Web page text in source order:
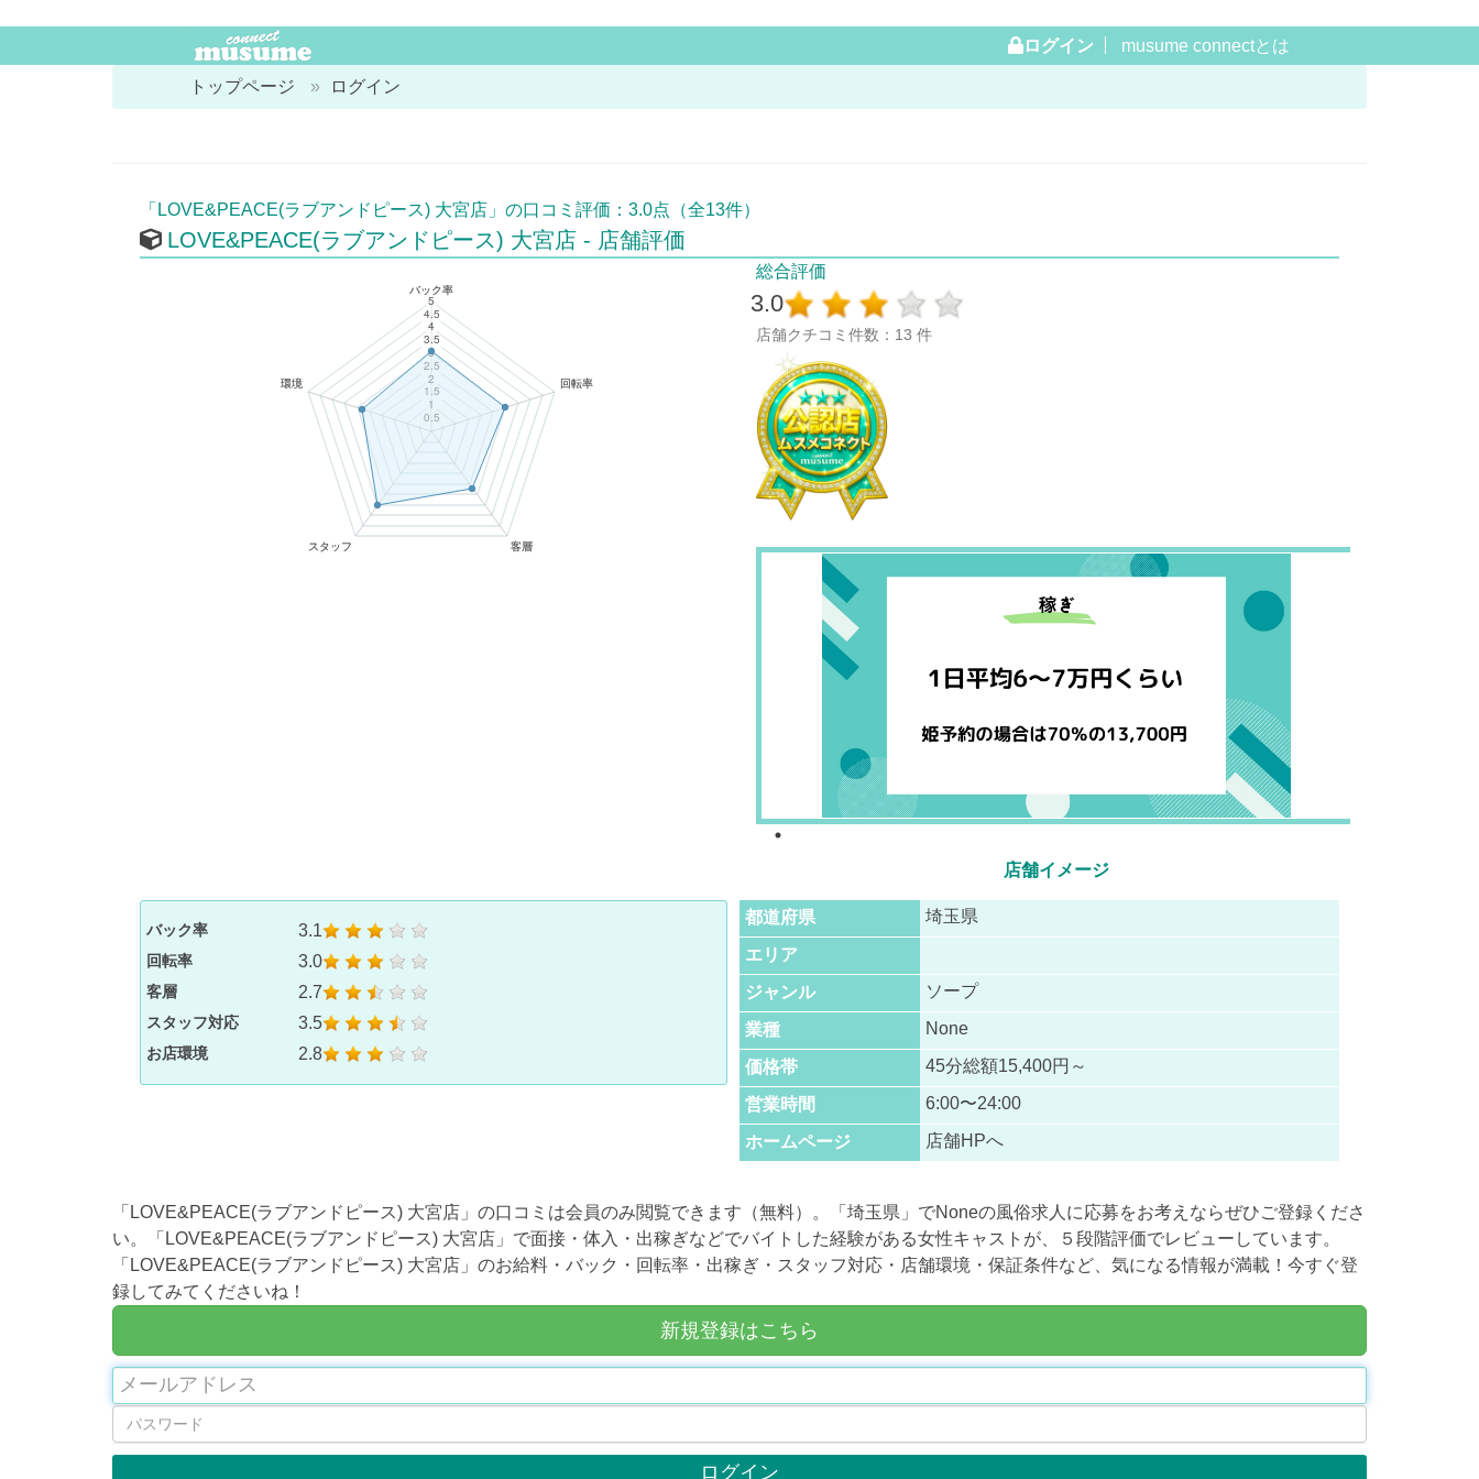
ログイン musume connectとは
トップページ ログイン
「LOVE&PEACE(ラブアンドピース) 大宮店」の口コミ評価：3.0点（全13件）
LOVE&PEACE(ラブアンドピース) 大宮店 - 店舗評価
総合評価
3.0
店舗クチコミ件数：13 件
店舗イメージ
バック率 3.1
回転率 3.0
客層 2.7
スタッフ対応 3.5
お店環境 2.8
都道府県 埼玉県
エリア
ジャンル
ソープ
業種 None
価格帯 45分総額15,400円～
営業時間 6:00〜24:00
ホームページ 店舗HPへ
「LOVE&PEACE(ラブアンドピース) 大宮店」の口コミは会員のみ閲覧できます（無料）。「埼玉県」でNoneの風俗求人に応募をお考えならぜひご登録くださ
い。「LOVE&PEACE(ラブアンドピース) 大宮店」で面接・体入・出稼ぎなどでバイトした経験がある女性キャストが、５段階評価でレビューしています。
「LOVE&PEACE(ラブアンドピース) 大宮店」のお給料・バック・回転率・出稼ぎ・スタッフ対応・店舗環境・保証条件など、気になる情報が満載！今すぐ登
録してみてくださいね！
新規登録はこちら
ログイン